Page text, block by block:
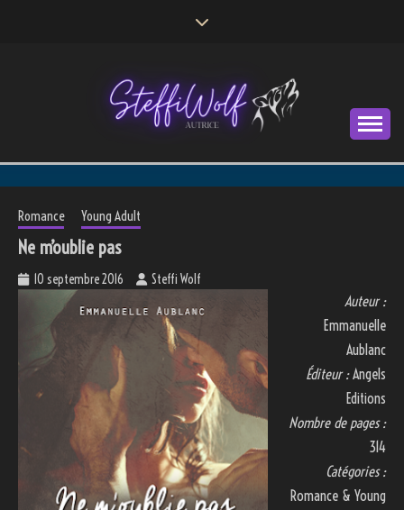
STEFFI WOLF
Romance Young Adult
Ne m’oublie pas
10 septembre 2016 Steffi Wolf
Auteur :
Emmanuelle
Aublanc
Éditeur :Angels
Editions
Nombre de pages :
314
Catégories :
Romance & Young